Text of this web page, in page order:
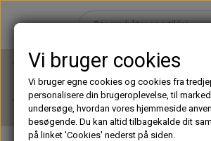
Vi bruger cookies
Vi bruger egne cookies og cookies fra
personalisere din brugeroplevelse, til
undersøge, hvordan vores hjemmeside
besøgende. Du kan altid tilbagekalde dit
på linket 'Cookies' nederst på siden.